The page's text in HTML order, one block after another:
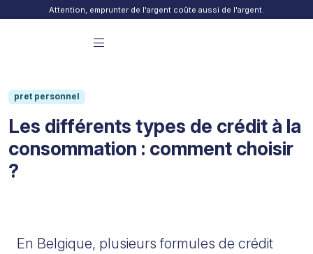
Skip to contentAttention, emprunter de l'argent coûte aussi de l'argent.
pret personnel
Les différents types de crédit à la
consommation : comment choisir
?
En Belgique, plusieurs formules de crédit